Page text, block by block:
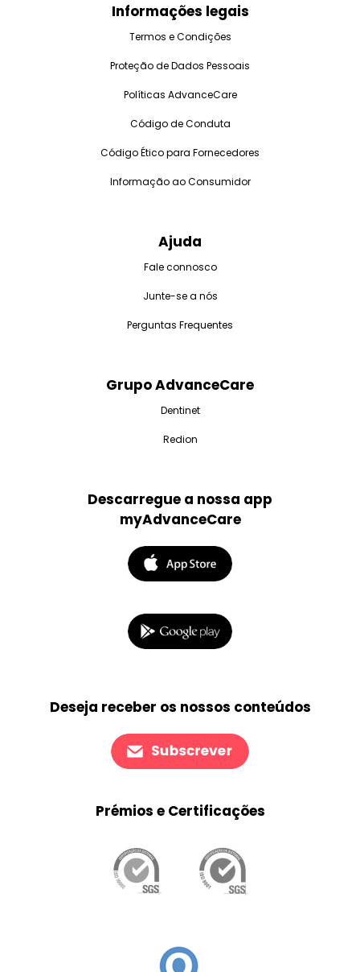
Informações legais
Termos e Condições
Proteção de Dados Pessoais
Políticas AdvanceCare
Código de Conduta
Código Ético para Fornecedores
Informação ao Consumidor
Ajuda
Fale connosco
Junte-se a nós
Perguntas Frequentes
Grupo AdvanceCare
Dentinet
Redion
Descarregue a nossa app
myAdvanceCare
Deseja receber os nossos conteúdos
Prémios e Certificações